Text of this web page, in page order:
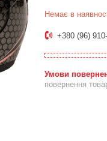
Немає в
+380 (96)
повернення